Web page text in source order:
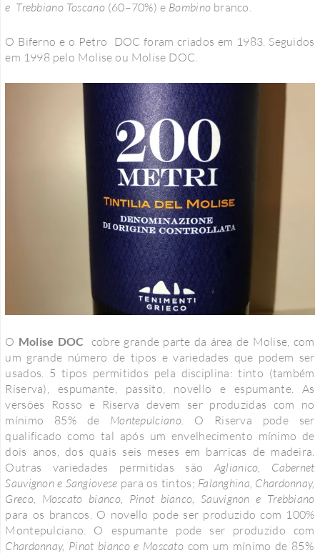
e Trebbiano Toscano(60–70%) e Bombino branco.
O Biferno e o Petro DOC foram criados em 1983. Seguidos
em 1998 pelo Molise ou Molise DOC.
O Molise DOC
cobre grande parte da área de Molise, com
um grande número de tipos e variedades que podem ser
usados. 5 tipos permitidos pela disciplina: tinto (também
Riserva), espumante, passito, novello e espumante. As
versões Rosso e Riserva devem ser produzidas com no
mínimo 85% de Montepulciano.
O Riserva pode ser
qualificado como tal após um envelhecimento mínimo de
dois anos, dos quais seis meses em barricas de madeira.
Outras variedades permitidas são Aglianico, Cabernet
Sauvignon e Sangiovese para os tintos; Falanghina, Chardonnay,
Greco, Moscato bianco, Pinot bianco, Sauvignon e Trebbiano
para os brancos. O novello pode ser produzido com 100%
Montepulciano. O espumante pode ser produzido com
Chardonnay, Pinot bianco e Moscato com um mínimo de 85%